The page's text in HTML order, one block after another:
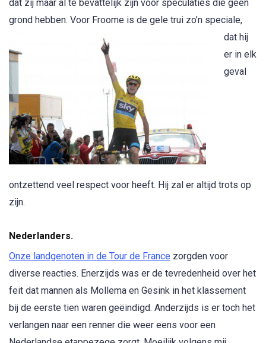
dat zij maar al te bevattelijk zijn voor speculaties die geen
grond hebben. Voor Froome is de gele trui zo’n speciale,
dat hij
er in elk
geval
ontzettend veel respect voor heeft. Hij zal er altijd trots op
zijn.
Nederlanders.
Onze landgenoten in de Tour de France zorgden voor
diverse reacties. Enerzijds was er de tevredenheid over het
feit dat mannen als Mollema en Gesink in het klassement
bij de eerste tien waren geëindigd. Anderzijds is er toch het
verlangen naar een renner die weer eens voor een